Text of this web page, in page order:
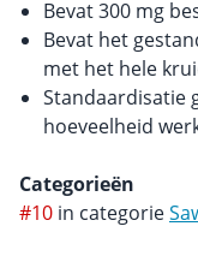
Bevat 300 mg
Bevat het
met het hele
Standaardisatie
hoeveelheid
Categorieën
#10 in categorie